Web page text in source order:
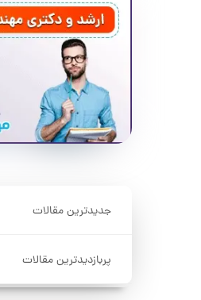
جدیدترین مقالات
پربازدیدترین مقالات